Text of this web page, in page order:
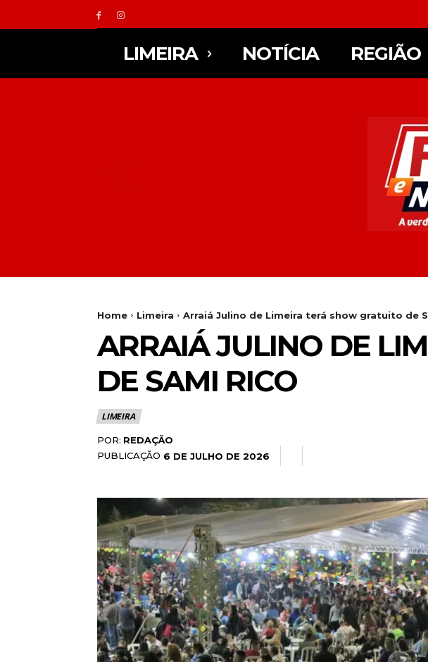
LIMEIRA NOTÍCIA REGIÃO
Home Limeira Arraiá Julino de Limeira terá show gratuito de
ARRAIÁ JULINO DE
DE SAMI RICO
LIMEIRA
POR: REDAÇÃO
PUBLICAÇÃO 6 DE JULHO DE 2026